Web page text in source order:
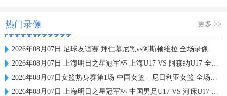
热门录像 更多 >>
2026年08月07日 足球友谊赛 拜仁慕尼黑vs阿斯顿维拉 全场录像
2026年08月07日 上海明日之星冠军杯 上海U17 VS 阿森纳U17 全场录像
2026年08月07日女篮热身赛第1场 中国女篮 - 尼日利亚女篮 全场录像
2026年08月07日 上海明日之星冠军杯 中国男足U17 VS 河床U17 全场录像